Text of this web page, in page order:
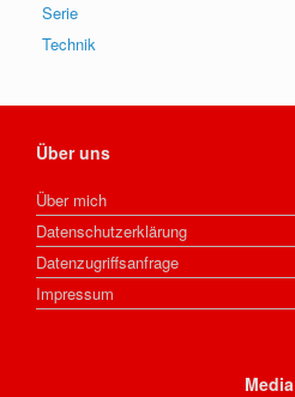
Serie
Technik
Über uns
Über mich
Datenschutzerklärung
Datenzugriffsanfrage
Impressum
Media